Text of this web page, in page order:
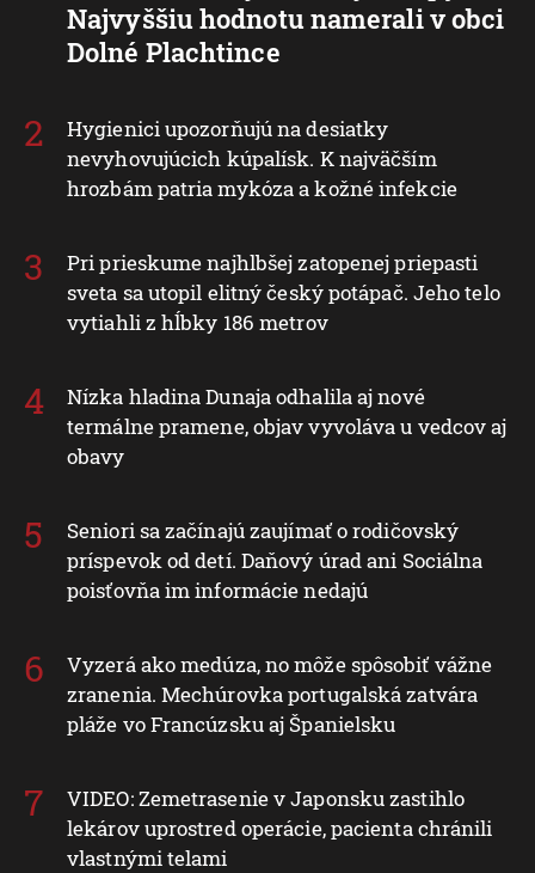
Najvyššiu hodnotu namerali v obci
Dolné Plachtince
Hygienici upozorňujú na desiatky
nevyhovujúcich kúpalísk. K najväčším
hrozbám patria mykóza a kožné infekcie
Pri prieskume najhlbšej zatopenej priepasti
sveta sa utopil elitný český potápač. Jeho telo
vytiahli z hĺbky 186 metrov
Nízka hladina Dunaja odhalila aj nové
termálne pramene, objav vyvoláva u vedcov aj
obavy
Seniori sa začínajú zaujímať o rodičovský
príspevok od detí. Daňový úrad ani Sociálna
poisťovňa im informácie nedajú
Vyzerá ako medúza, no môže spôsobiť vážne
zranenia. Mechúrovka portugalská zatvára
pláže vo Francúzsku aj Španielsku
VIDEO: Zemetrasenie v Japonsku zastihlo
lekárov uprostred operácie, pacienta chránili
vlastnými telami